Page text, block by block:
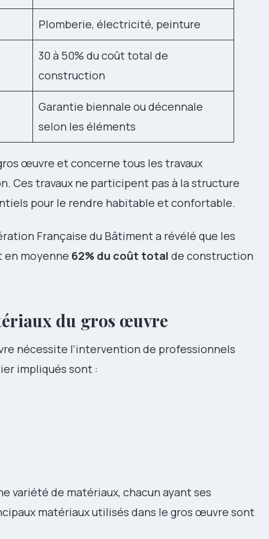
Plomberie, électricité, peinture
30 à 50% du coût total de
construction
Garantie biennale ou décennale
selon les éléments
œuvre et concerne tous les travaux
Ces travaux ne participent pas à la structure
pour le rendre habitable et confortable.
Française du Bâtiment a révélé que les
moyenne 62% du coût total de construction
du gros œuvre
nécessite l’intervention de professionnels
impliqués sont :
variété de matériaux, chacun ayant ses
matériaux utilisés dans le gros œuvre sont